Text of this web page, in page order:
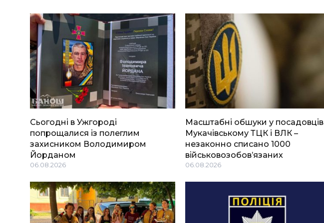
Сьогодні в Ужгороді
попрощалися із полеглим
захисником Володимиром
Йорданом
06.08.2026
Масштабні обшуки у посадовців
Мукачівському ТЦК і ВЛК –
незаконно списано 1000
військовозобов’язаних
06.08.2026